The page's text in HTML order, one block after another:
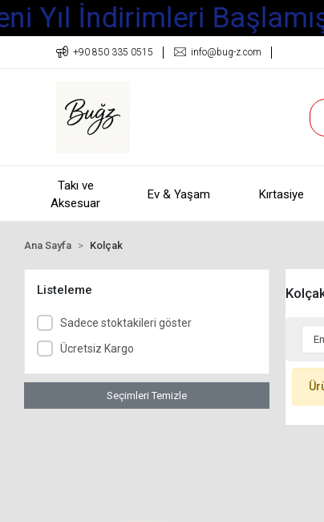
Yıl İndirimleri
+90 850 335 0515 info@bug-z.com
Takı ve
Aksesuar
Ev & Yaşam Kırtasiye
Ana Sayfa Kolçak
Listeleme
Sadece stoktakileri göster
Ücretsiz Kargo
Seçimleri Temizle